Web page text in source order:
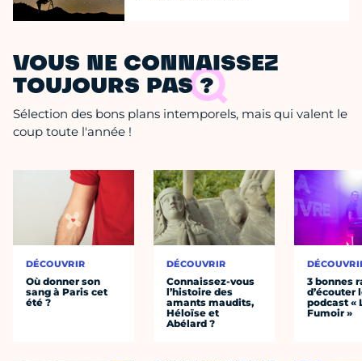
VOUS NE CONNAISSEZ
TOUJOURS PAS ?
Sélection des bons plans intemporels, mais qui valent le
coup toute l'année !
DÉCOUVRIR
Où donner son
sang à Paris cet
été ?
DÉCOUVRIR
Connaissez-vous
l’histoire des
amants maudits,
Héloïse et
Abélard ?
3 bonnes
d’écouter
podcast «
Fumoir »